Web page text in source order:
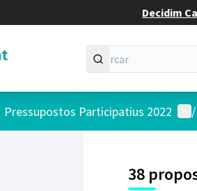
Decidim
Pressupostos Participatius 2022 /
38